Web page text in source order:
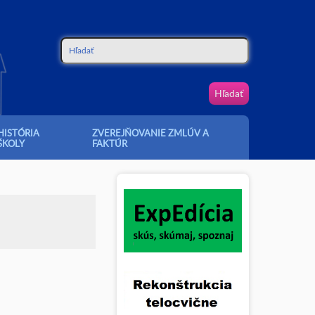
Vyhľadávanie
ZVEREJŇOVANIE ZMLÚV A
FAKTÚR